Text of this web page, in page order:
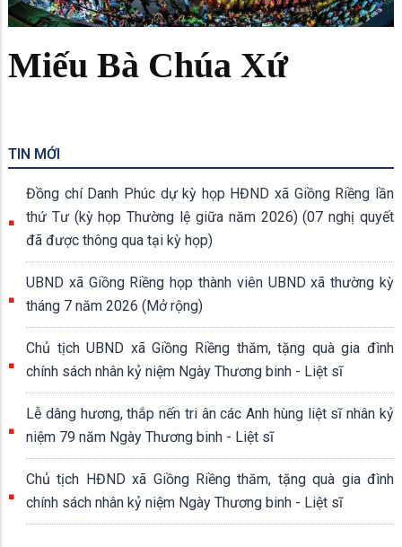
Miếu Bà Chúa Xứ
TIN MỚI
Đồng chí Danh Phúc dự kỳ họp HĐND xã Giồng Riềng lần
thứ Tư (kỳ họp Thường lệ giữa năm 2026) (07 nghị quyết
đã được thông qua tại kỳ họp)
UBND xã Giồng Riềng họp thành viên UBND xã thường kỳ
tháng 7 năm 2026 (Mở rộng)
Chủ tịch UBND xã Giồng Riềng thăm, tặng quà gia đình
chính sách nhân kỷ niệm Ngày Thương binh - Liệt sĩ
Lễ dâng hương, thắp nến tri ân các Anh hùng liệt sĩ nhân kỷ
niệm 79 năm Ngày Thương binh - Liệt sĩ
Chủ tịch HĐND xã Giồng Riềng thăm, tặng quà gia đình
chính sách nhân kỷ niệm Ngày Thương binh - Liệt sĩ